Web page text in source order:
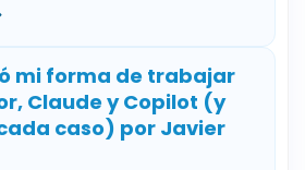
mi forma de trabajar
Claude y Copilot (y
caso) por Javier